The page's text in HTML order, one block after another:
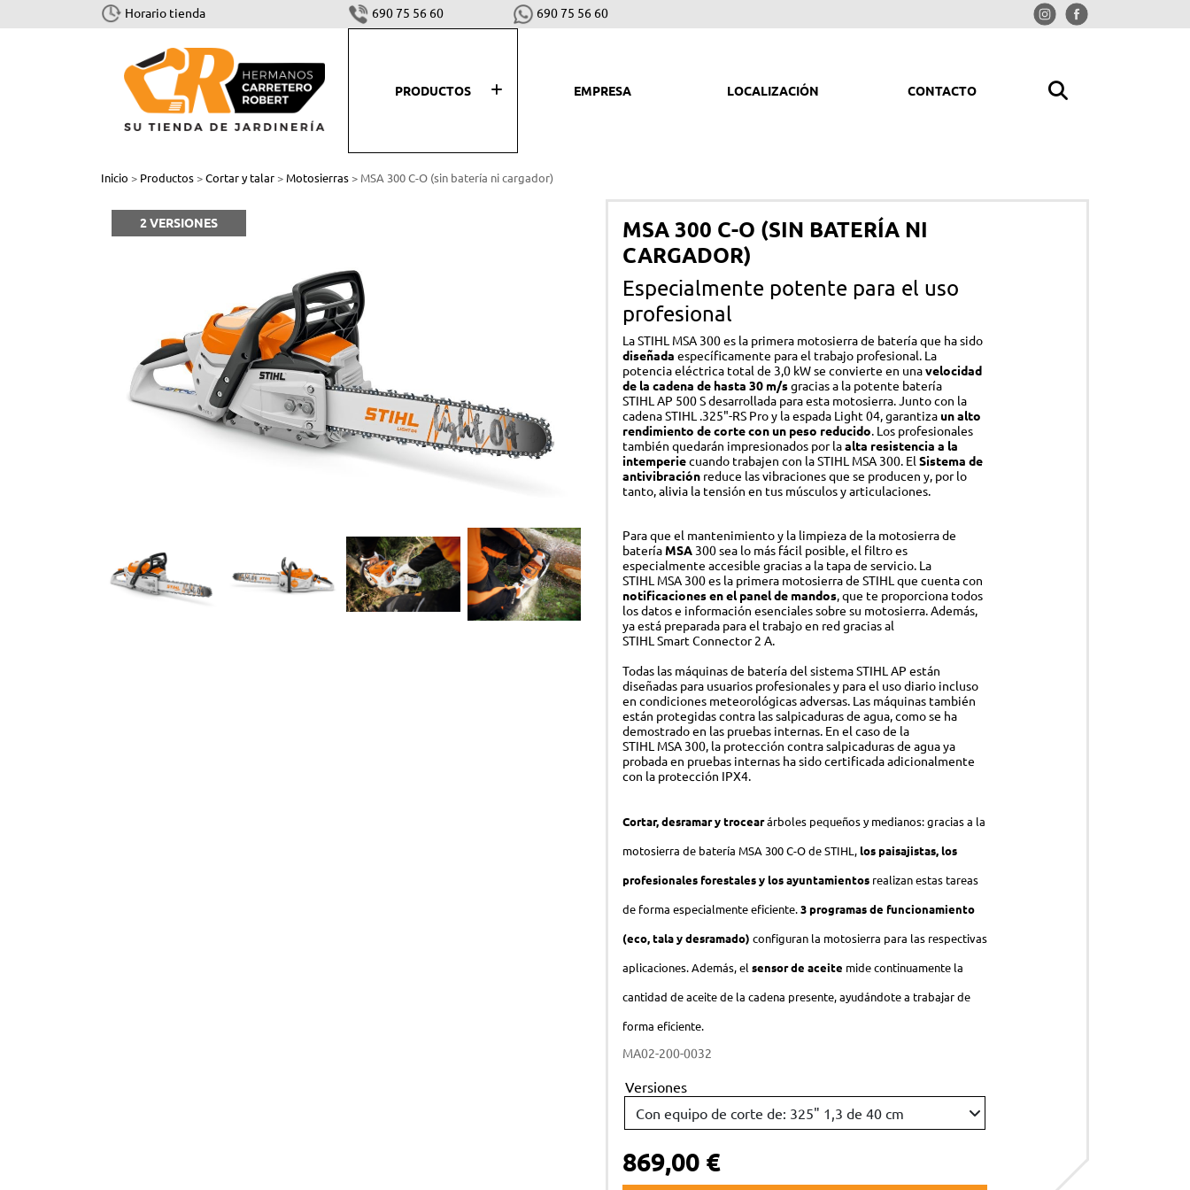
Horario tienda 690 75 56 60 690 75 56 60
PRODUCTOS
CORTAR Y TALAR
Cortasetos
Sistema combinado y multisistema
Accesorios Cortar y Talar
SEGAR, PLANTAR Y COSECHAR
Atomizadores y pulverizadores
Bombas de agua
Hidrolimpiadoras
Aspiradores
Biotrituradoras
Compresores
BATERÍAS
Sistema AK
Sistema AP
ACCESORIOS
Equipo de protección individual (EPI)
Lubricantes, combustibles y otros productos
KITS
Soluciones inteligentes
PISCINAS
Accesorios
EMPRESA LOCALIZACIÓN CONTACTO
Inicio > Productos >Cortar y talar > Motosierras > MSA 300 C-O (sin batería ni cargador)
2 VERSIONES
MSA 300 C-O (SIN BATERÍA NI
CARGADOR)
Especialmente potente para el uso
profesional
La STIHL MSA 300 es la primera motosierra de batería que ha sido
diseñada específicamente para el trabajo profesional. La
potencia eléctrica total de 3,0 kW se convierte en unavelocidad
de la cadena de hasta 30 m/sgracias a la potente batería
STIHL AP 500 S desarrollada para esta motosierra. Junto con la
cadena STIHL .325"-RS Pro y la espada Light 04, garantizaun alto
rendimiento de corte con un peso reducido. Los profesionales
también quedarán impresionados por laalta resistencia a la
intemperiecuando trabajen con la STIHL MSA 300. El Sistema de
antivibración reduce las vibraciones que se producen y, por lo
tanto, alivia la tensión en tus músculos y articulaciones.
Para que el mantenimiento y la limpieza de la motosierra de
batería MSA 300 sea lo más fácil posible, el filtro es
especialmente accesible gracias a la tapa de servicio. La
STIHL MSA 300 es la primera motosierra de STIHL que cuenta con
notificaciones en el panel de mandos, que te proporciona todos
los datos e información esenciales sobre su motosierra. Además,
ya está preparada para el trabajo en red gracias al
STIHL Smart Connector 2 A.
Todas las máquinas de batería del sistema STIHL AP están
diseñadas para usuarios profesionales y para el uso diario incluso
en condiciones meteorológicas adversas. Las máquinas también
están protegidas contra las salpicaduras de agua, como se ha
demostrado en las pruebas internas. En el caso de la
STIHL MSA 300, la protección contra salpicaduras de agua ya
probada en pruebas internas ha sido certificada adicionalmente
con la protección IPX4.
Cortar, desramar y trocearárboles pequeños y medianos: gracias a la
motosierra de batería MSA 300 C-O de STIHL,los paisajistas, los
profesionales forestales y los ayuntamientos realizan estas tareas
de forma especialmente eficiente.3 programas de funcionamiento
(eco, tala y desramado) configuran la motosierra para las respectivas
aplicaciones. Además, elsensor de aceite mide continuamente la
cantidad de aceite de la cadena presente, ayudándote a trabajar de
forma eficiente.
MA02-200-0032
Versiones
869,00 €